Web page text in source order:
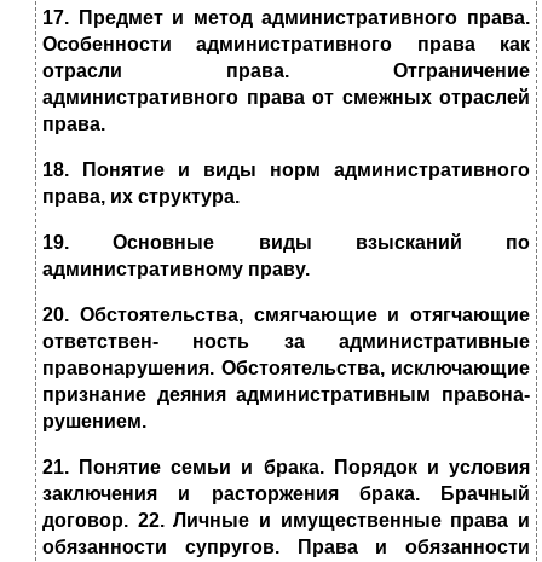
17. Предмет и метод административного права.
Особенности административного права как
отрасли права. Отграничение
административного права от смежных отраслей
права.
18. Понятие и виды норм административного
права, их структура.
19. Основные виды взысканий по
административному праву.
20. Обстоятельства, смягчающие и отягчающие
ответствен- ность за административные
правонарушения. Обстоятельства, исключающие
признание деяния административным правона-
рушением.
21. Понятие семьи и брака. Порядок и условия
заключения и расторжения брака. Брачный
договор. 22. Личные и имущественные права и
обязанности супругов. Права и обязанности